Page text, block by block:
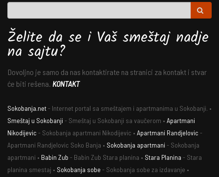
Želite da se i Vaš smeštaj nadje
na sajtu?
Dovoljno je samo da nas kontaktirate na stranici za kontakt i stvar
će biti rešena. KONTAKT
Sokobanja.net- Internet portal sa smeštajem i apartmanima u Sokobanji. •
Smeštaj u Sokobanji - Smeštaj u Sokobanji sa vaučerom • Apartmani
Nikodijevic - Sokobanja apartmani Nikodijevic • Apartmani Randjelovic -
Apartmani Randjelovic Soko Banja • Sokobanja apartmani - Sokobanja
apartmani • Babin Zub - Babin Zub Stara planina • Stara Planina - Stara
planina smestaj • Sokobanja sobe - Sokobanja sobe za izdavanje •